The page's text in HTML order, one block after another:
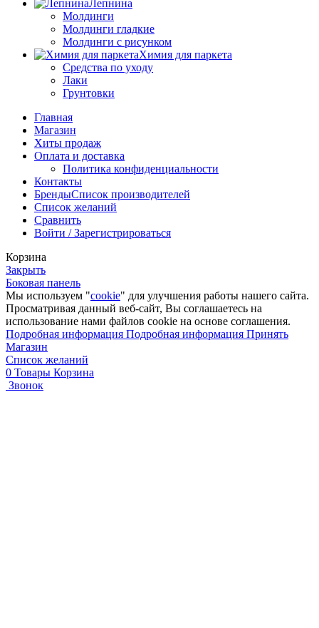
Лепнина
Молдинги
Молдинги гладкие
Молдинги с рисунком
Химия для паркета
Средства по уходу
Лаки
Грунтовки
Главная
Магазин
Хиты продаж
Оплата и доставка
Политика конфиденциальности
Контакты
БрендыСписок производителей
Список желаний
Сравнить
Войти / Зарегистрироваться
Корзина
Закрыть
Боковая панель
Мы используем "cookie" для улучшения работы нашего сайта.
Просматривая данный веб-сайт, Вы соглашаетесь на
использование нами файлов cookie на основе соглашения.
Подробная информация Подробная информация Принять
Магазин
Список желаний
0 Товары Корзина
Звонок